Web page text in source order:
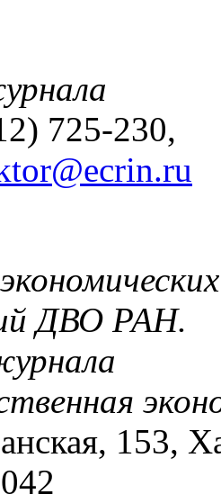
725-230,
ДВО РАН.
153,